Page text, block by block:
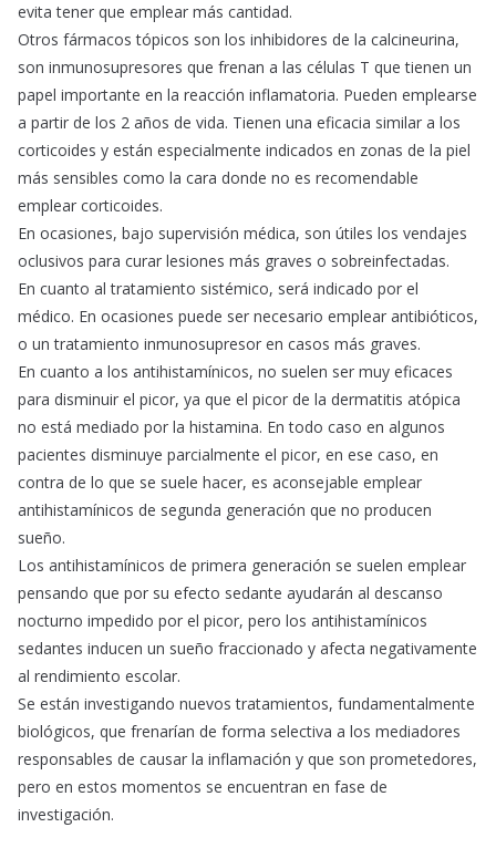
evita tener que emplear más cantidad.
Otros fármacos tópicos son los inhibidores de la calcineurina,
son inmunosupresores que frenan a las células T que tienen un
papel importante en la reacción inflamatoria. Pueden emplearse
a partir de los 2 años de vida. Tienen una eficacia similar a los
corticoides y están especialmente indicados en zonas de la piel
más sensibles como la cara donde no es recomendable
emplear corticoides.
En ocasiones, bajo supervisión médica, son útiles los vendajes
oclusivos para curar lesiones más graves o sobreinfectadas.
En cuanto al tratamiento sistémico, será indicado por el
médico. En ocasiones puede ser necesario emplear antibióticos,
o un tratamiento inmunosupresor en casos más graves.
En cuanto a los antihistamínicos, no suelen ser muy eficaces
para disminuir el picor, ya que el picor de la dermatitis atópica
no está mediado por la histamina. En todo caso en algunos
pacientes disminuye parcialmente el picor, en ese caso, en
contra de lo que se suele hacer, es aconsejable emplear
antihistamínicos de segunda generación que no producen
sueño.
Los antihistamínicos de primera generación se suelen emplear
pensando que por su efecto sedante ayudarán al descanso
nocturno impedido por el picor, pero los antihistamínicos
sedantes inducen un sueño fraccionado y afecta negativamente
al rendimiento escolar.
Se están investigando nuevos tratamientos, fundamentalmente
biológicos, que frenarían de forma selectiva a los mediadores
responsables de causar la inflamación y que son prometedores,
pero en estos momentos se encuentran en fase de
investigación.